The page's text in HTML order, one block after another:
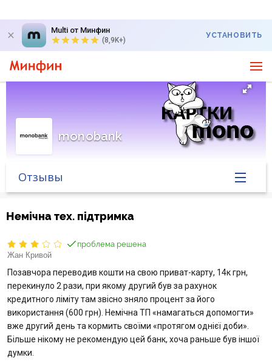
Multi от Минфин
(8,9K+)
УСТАНОВИТЬ
monobank
Банк в новостях
Курс валют в банке
Вопросы банку
Отзывы
Отзывы
Немічна тех. підтримка
проблема решена
Жан Кривой
Позавчора переводив кошти на свою приват-карту, 14к грн,
перекинуло 2 рази, при якому другий був за рахунок
кредитного ліміту там звісно зняло процент за його
використання (600 грн). Немічна ТП «намагаться допомогти»
вже другий день та кормить своїми «протягом однієї доби».
Більше нікому не рекомендую цей банк, хоча раньше був іншої
думки.